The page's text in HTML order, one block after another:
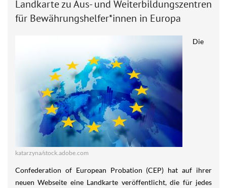
Landkarte zu Aus- und Weiterbildungszentren
für Bewährungshelfer*innen in Europa
katarzyna/stock.adobe.com
Die
Confederation of European Probation (CEP) hat auf ihrer
neuen Webseite eine Landkarte veröffentlicht, die für jedes